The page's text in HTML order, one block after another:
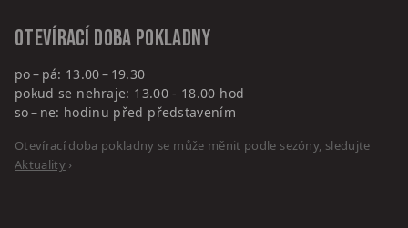
Otevírací doba pokladny
po – pá: 13.00 – 19.30
pokud se nehraje: 13.00 - 18.00 hod
so – ne: hodinu před představením
Otevírací doba pokladny se může měnit podle sezóny, sledujte
Aktuality›